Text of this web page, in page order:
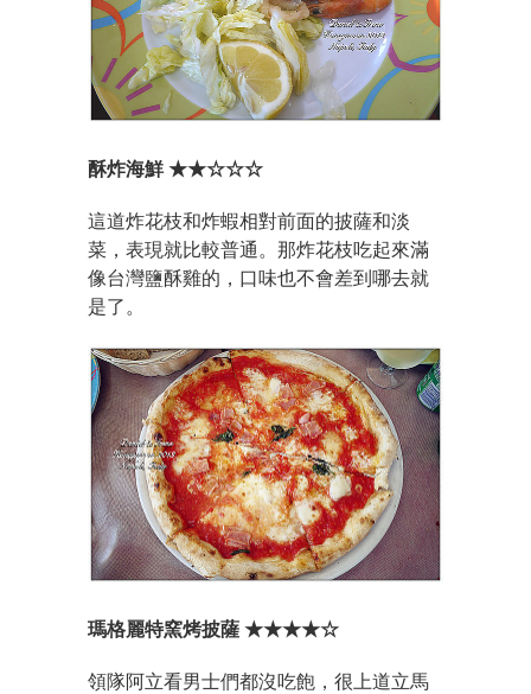
酥炸海鮮 ★★☆☆☆
這道炸花枝和炸蝦相對前面的披薩和淡
菜，表現就比較普通。那炸花枝吃起來滿
像台灣鹽酥雞的，口味也不會差到哪去就
是了。
瑪格麗特窯烤披薩 ★★★★☆
領隊阿立看男士們都沒吃飽，很上道立馬